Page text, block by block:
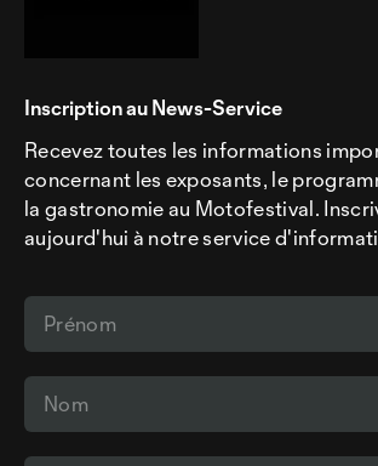
Inscription au News-Service
Recevez toutes les informations
concernant les exposants, le
la gastronomie au Motofestival.
aujourd'hui à notre service